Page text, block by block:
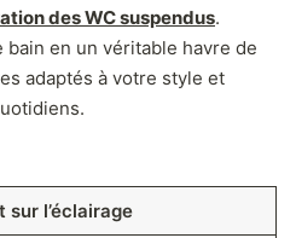
des WC suspendus.
en un véritable havre de
adaptés à votre style et
sur l’éclairage